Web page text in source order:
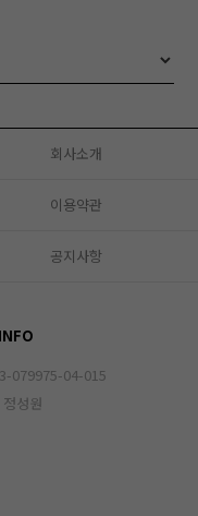
회사소개
이용약관
공지사항
079975-04-015
성원